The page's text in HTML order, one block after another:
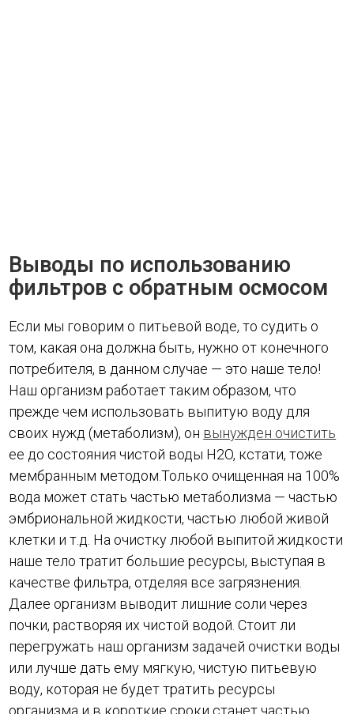
Выводы по использованию
фильтров с обратным осмосом
Если мы говорим о питьевой воде, то судить о
том, какая она должна быть, нужно от конечного
потребителя, в данном случае — это наше тело!
Наш организм работает таким образом, что
прежде чем использовать выпитую воду для
своих нужд (метаболизм), он вынужден очистить
ее до состояния чистой воды H2O, кстати, тоже
мембранным методом.Только очищенная на 100%
вода может стать частью метаболизма — частью
эмбриональной жидкости, частью любой живой
клетки и т.д. На очистку любой выпитой жидкости
наше тело тратит большие ресурсы, выступая в
качестве фильтра, отделяя все загрязнения.
Далее организм выводит лишние соли через
почки, растворяя их чистой водой. Стоит ли
перегружать наш организм задачей очистки воды
или лучше дать ему мягкую, чистую питьевую
воду, которая не будет тратить ресурсы
организма и в короткие сроки станет частью